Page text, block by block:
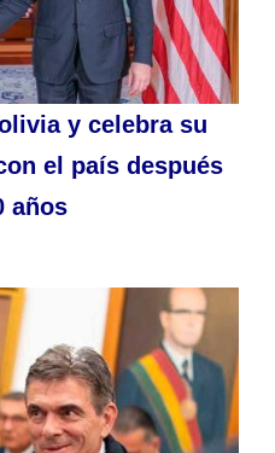
y celebra su
el país después
años